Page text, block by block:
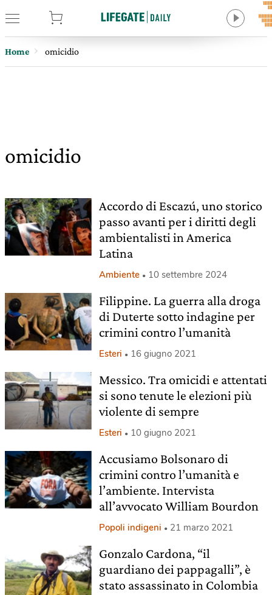
Home omicidio
omicidio
Accordo di Escazú, uno storico
passo avanti per i diritti degli
ambientalisti in America
Latina
Ambiente 10 settembre 2024
Filippine. La guerra alla droga
di Duterte sotto indagine per
crimini contro l’umanità
Esteri 16 giugno 2021
Messico. Tra omicidi e attentati
si sono tenute le elezioni più
violente di sempre
Esteri 10 giugno 2021
Accusiamo Bolsonaro di
crimini contro l’umanità e
l’ambiente. Intervista
all’avvocato William Bourdon
Popoli indigeni 21 marzo 2021
Gonzalo Cardona, “il
guardiano dei pappagalli”, è
stato assassinato in Colombia